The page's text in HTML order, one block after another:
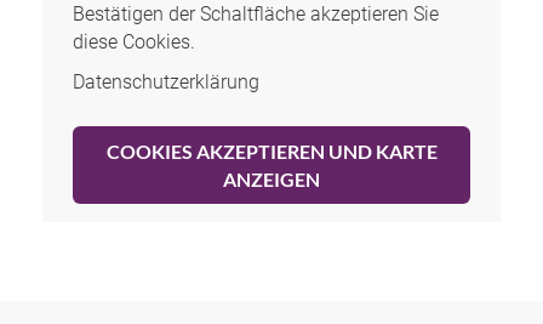
Bestätigen der Schaltfläche akzeptieren Sie
diese Cookies.
Datenschutzerklärung
COOKIES AKZEPTIEREN UND KARTE
ANZEIGEN